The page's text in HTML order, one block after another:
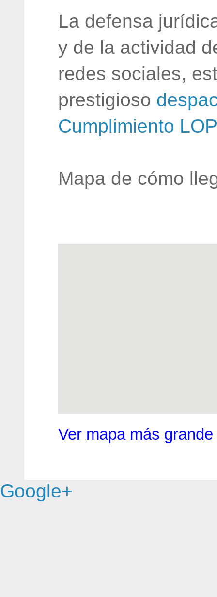
La defensa
y de la actividad
redes sociales,
prestigioso
Cumplimiento
Mapa de cómo
Ver mapa más grande
Google+